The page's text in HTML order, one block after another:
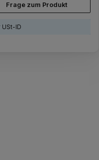
Frage zum Produkt
ID